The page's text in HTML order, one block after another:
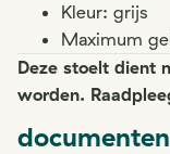
Kleur: grijs
Maximum
Deze stoelt dient
worden.
documenten